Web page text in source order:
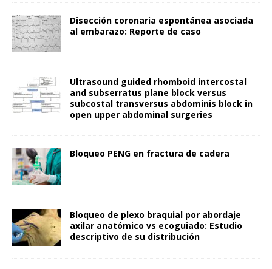
Disección coronaria espontánea asociada
al embarazo: Reporte de caso
Ultrasound guided rhomboid intercostal
and subserratus plane block versus
subcostal transversus abdominis block in
open upper abdominal surgeries
Bloqueo PENG en fractura de cadera
Bloqueo de plexo braquial por abordaje
axilar anatómico vs ecoguiado: Estudio
descriptivo de su distribución